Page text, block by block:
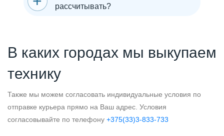
рассчитывать?
В каких городах мы выкупаем
технику
Также мы можем согласовать индивидуальные условия по
отправке курьера прямо на Ваш адрес. Условия
согласовывайте по телефону +375(33)3-833-733